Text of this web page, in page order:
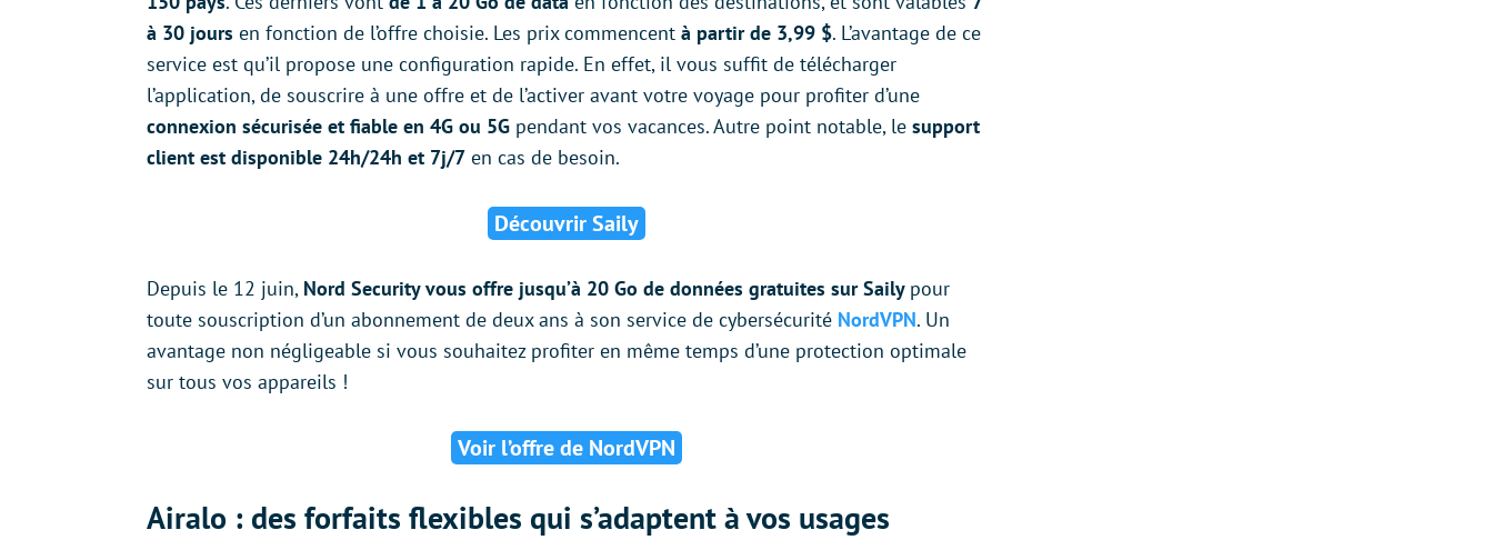
à 30 jours en fonction de l’offre choisie. Les prix commencent à partir de 3,99 $. L’avantage de ce
service est qu’il propose une configuration rapide. En effet, il vous suffit de télécharger
l’application, de souscrire à une offre et de l’activer avant votre voyage pour profiter d’une
connexion sécurisée et fiable en 4G ou 5G pendant vos vacances. Autre point notable, le support
client est disponible 24h/24h et 7j/7 en cas de besoin.
Découvrir Saily
Depuis le 12 juin, Nord Security vous offre jusqu’à 20 Go de données gratuites sur Saily pour
toute souscription d’un abonnement de deux ans à son service de cybersécurité NordVPN. Un
avantage non négligeable si vous souhaitez profiter en même temps d’une protection optimale
sur tous vos appareils !
Voir l’offre de NordVPN
Airalo : des forfaits flexibles qui s’adaptent à vos usages